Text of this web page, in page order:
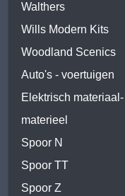
Walthers
Wills Modern Kits
Woodland Scenics
Auto's - voertuigen
Elektrisch materiaal-
materieel
Spoor N
Spoor TT
Spoor Z